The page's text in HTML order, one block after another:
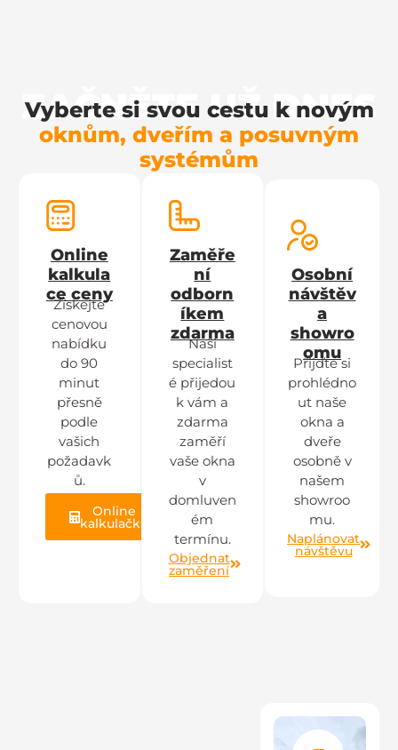
ZAČNĚTE UŽ DNES
Vyberte si svou cestu k novým
oknům, dveřím a posuvným
systémům
Online
kalkula
ce ceny
Získejte
cenovou
nabídku
do 90
minut
přesně
podle
vašich
požadavk
ů.
Online
kalkulačka
Zaměře
ní
odborn
íkem
zdarma
Naši
specialist
é přijedou
k vám a
zdarma
zaměří
vaše okna
v
domluven
ém
termínu.
Objednat
zaměření
Osobní
návštěv
a
showro
omu
Přijďte si
prohlédno
ut naše
okna a
dveře
osobně v
našem
showroo
mu.
Naplánovat
návštěvu